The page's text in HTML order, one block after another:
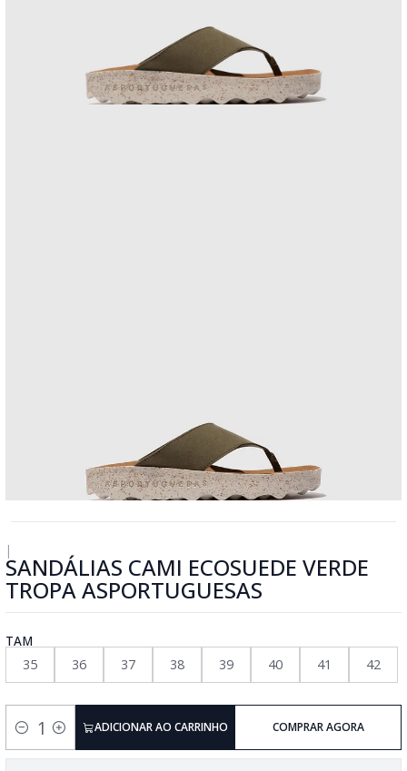
|
SANDÁLIAS CAMI ECOSUEDE VERDE
TROPA ASPORTUGUESAS
TAM
35
36 37 38 39 40 41 42
Quantidade
ADICIONAR AO CARRINHO COMPRAR AGORA